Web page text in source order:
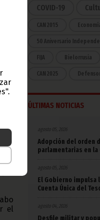
a
de
y
el
COVID-19
CAN 2015
50 Aniversario
FIJA Bielorrusia
CAN 2025
ÚLTIMAS NOTICIAS
agosto 05, 2026
Adopción del orden
parlamentarias en la
agosto 05, 2026
El Gobierno impulsa
Cuenta Única del
agosto 04, 2026
Desfile militar y